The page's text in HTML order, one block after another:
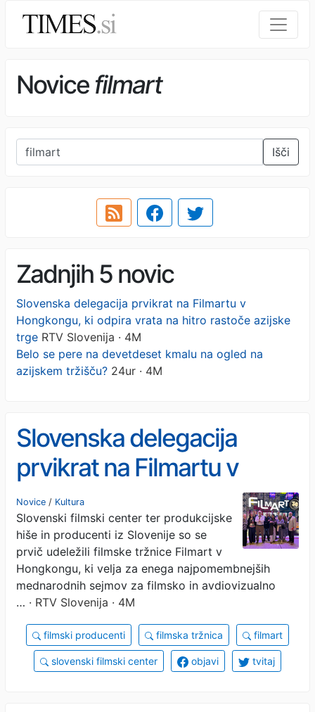
Novice filmart
Išči
Zadnjih 5 novic
Slovenska delegacija prvikrat na Filmartu v
Hongkongu, ki odpira vrata na hitro rastoče azijske
trge RTV Slovenija · 4M
Belo se pere na devetdeset kmalu na ogled na
azijskem tržišču? 24ur · 4M
Slovenska delegacija
prvikrat na Filmartu v
Hongkongu, ki odpira
vrata na hitro rastoče
azijske trge
Novice / Kultura
Slovenski filmski center ter produkcijske
hiše in producenti iz Slovenije so se
prvič udeležili filmske tržnice Filmart v
Hongkongu, ki velja za enega najpomembnejših
mednarodnih sejmov za filmsko in avdiovizualno
… · RTV Slovenija · 4M
filmski producenti filmska tržnica filmart
slovenski filmski center objavi tvitaj